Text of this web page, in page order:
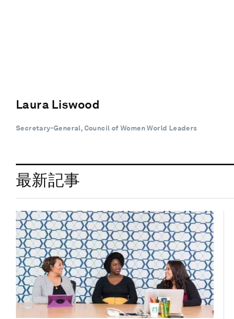
Laura Liswood
Secretary-General, Council of Women World Leaders
最新記事